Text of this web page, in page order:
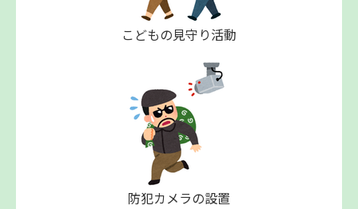
こどもの見守り活動
防犯カメラの設置